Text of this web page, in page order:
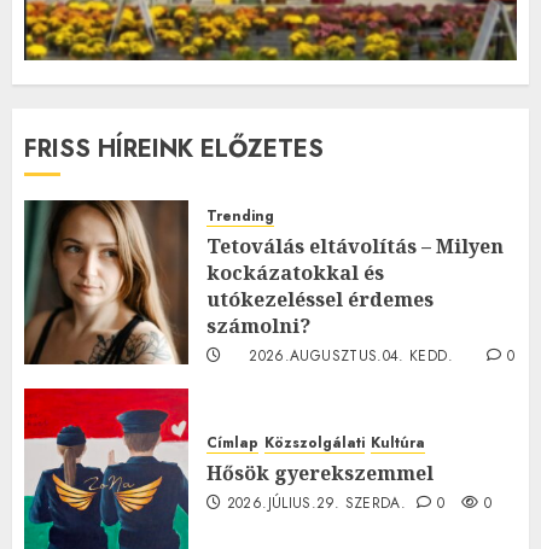
FRISS HÍREINK ELŐZETES
Trending
Tetoválás eltávolítás – Milyen
kockázatokkal és
utókezeléssel érdemes
számolni?
2026.AUGUSZTUS.04. KEDD.
0
Címlap Közszolgálati Kultúra
Hősök gyerekszemmel
2026.JÚLIUS.29. SZERDA. 0 0